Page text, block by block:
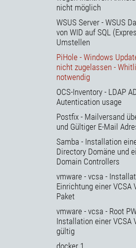
nicht möglich
WSUS Server - WSUS
von WID auf SQL
Umstellen
PiHole - Windows
nicht zugelassen -
notwendig
OCS-Inventory - LDAP
Autentication usage
Postfix - Mailversand
und Gültiger E-Mail
Samba - Installation
Directory Domäne und
Domain Controllers
vmware - vcsa -
Einrichtung einer VCSA
Paket
vmware - vcsa - Root
Installation einer VCSA
gültig
docker 1